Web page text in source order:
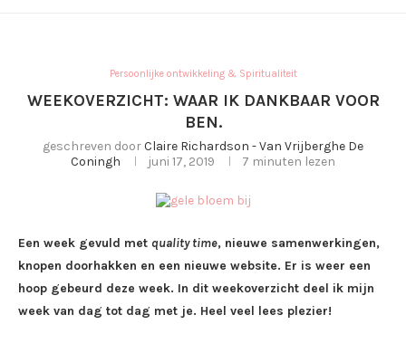
Persoonlijke ontwikkeling & Spiritualiteit
WEEKOVERZICHT: WAAR IK DANKBAAR VOOR
BEN.
geschreven doorClaire Richardson - Van Vrijberghe De
Coningh
juni 17, 2019 7 minuten lezen
Een week gevuld met quality time, nieuwe samenwerkingen,
knopen doorhakken en een nieuwe website. Er is weer een
hoop gebeurd deze week. In dit weekoverzicht deel ik mijn
week van dag tot dag met je. Heel veel lees plezier!